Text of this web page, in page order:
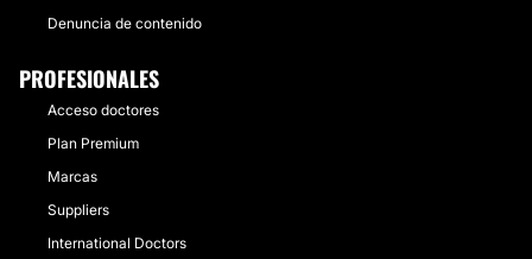
Denuncia de contenido
PROFESIONALES
Acceso doctores
Plan Premium
Marcas
Suppliers
International Doctors